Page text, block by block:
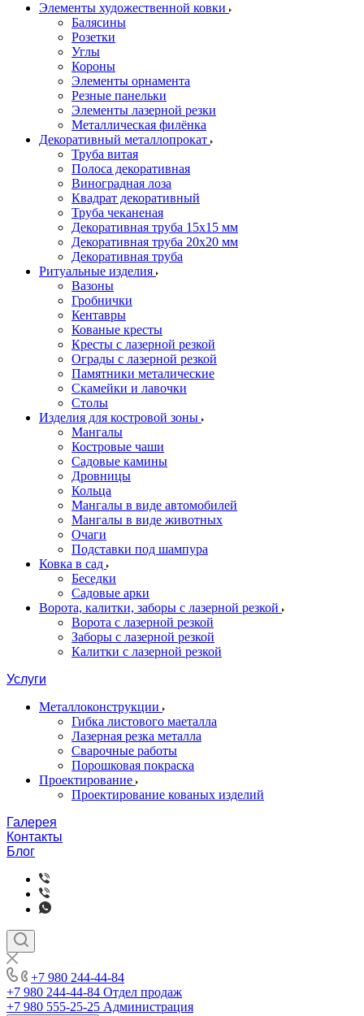
Элементы художественной ковки
Балясины
Розетки
Углы
Короны
Элементы орнамента
Резные панельки
Элементы лазерной резки
Металлическая филёнка
Декоративный металлопрокат
Труба витая
Полоса декоративная
Виноградная лоза
Квадрат декоративный
Труба чеканеная
Декоративная труба 15х15 мм
Декоративная труба 20х20 мм
Декоративная труба
Ритуальные изделия
Вазоны
Гробнички
Кентавры
Кованые кресты
Кресты с лазерной резкой
Ограды с лазерной резкой
Памятники металические
Скамейки и лавочки
Столы
Изделия для костровой зоны
Мангалы
Костровые чаши
Садовые камины
Дровницы
Кольца
Мангалы в виде автомобилей
Мангалы в виде животных
Очаги
Подставки под шампура
Ковка в сад
Беседки
Садовые арки
Ворота, калитки, заборы с лазерной резкой
Ворота с лазерной резкой
Заборы с лазерной резкой
Калитки с лазерной резкой
Услуги
Металлоконструкции
Гибка листового маеталла
Лазерная резка металла
Сварочные работы
Порошковая покраска
Проектирование
Проектирование кованых изделий
Галерея
Контакты
Блог
+7 980 244-44-84
+7 980 244-44-84 Отдел продаж
+7 980 555-25-25 Администрация